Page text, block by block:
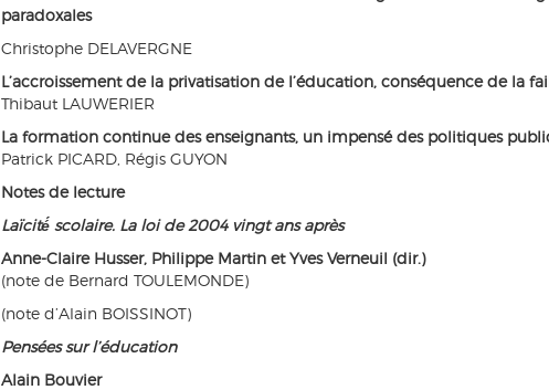
paradoxales
Christophe DELAVERGNE
L’accroissement de la privatisation de l’éducation, conséquence de la
Thibaut LAUWERIER
La formation continue des enseignants, un impensé des politiques
Patrick PICARD, Régis GUYON
Notes de lecture
Laïcité́ scolaire. La loi de 2004 vingt ans après
Anne-Claire Husser, Philippe Martin et Yves Verneuil (dir.)
(note de Bernard TOULEMONDE)
(note d’Alain BOISSINOT)
Pensées sur l’éducation
Alain Bouvier